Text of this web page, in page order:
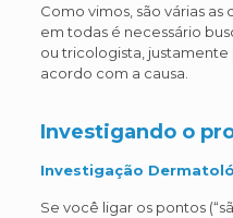
Como vimos, são várias as
em todas é necessário
ou tricologista,
acordo com a causa.
Investigando o
Investigação
Se você ligar os pontos